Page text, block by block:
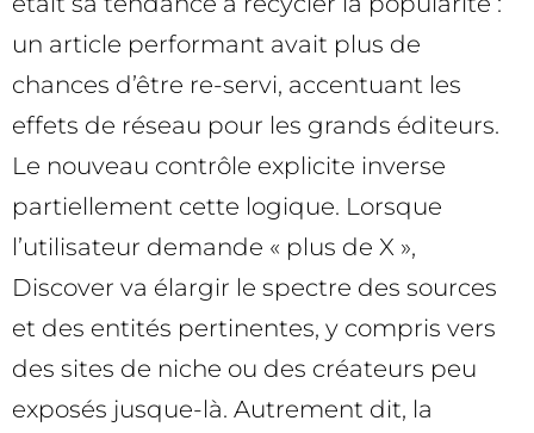
un article performant avait plus de
chances d’être re-servi, accentuant les
effets de réseau pour les grands éditeurs.
Le nouveau contrôle explicite inverse
partiellement cette logique. Lorsque
l’utilisateur demande « plus de X »,
Discover va élargir le spectre des sources
et des entités pertinentes, y compris vers
des sites de niche ou des créateurs peu
exposés jusque-là. Autrement dit, la